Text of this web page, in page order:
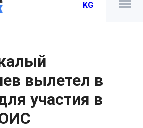
KG
вылетел в
участия в